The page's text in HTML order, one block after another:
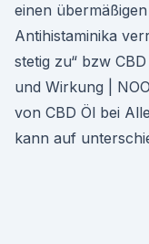
einen
Antihistaminika
stetig zu“ bzw
und Wirkung |
von CBD Öl bei
kann auf